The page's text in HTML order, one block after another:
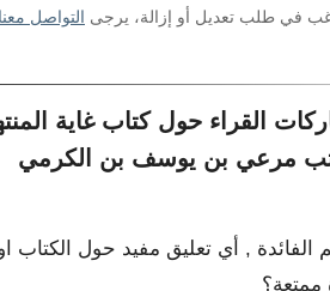
في طلب تعديل أو إزالة، يرجى التواصل معنا
القراء حول كتاب غاية
مرعي بن يوسف بن الكرمي
الفائدة , أي تعليق مفيد حول
ممتعة؟